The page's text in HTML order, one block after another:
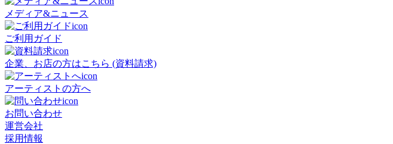
メディア&ニュース
ご利用ガイド
企業、お店の方はこちら (資料請求)
アーティストの方へ
お問い合わせ
運営会社
採用情報